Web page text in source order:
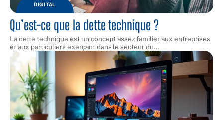
DIGITAL
Qu’est-ce que la dette technique ?
La dette technique est un concept assez familier aux entreprises
et aux particuliers exerçant dans le secteur du…